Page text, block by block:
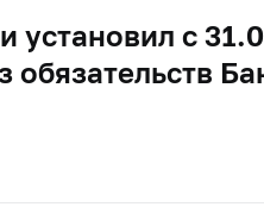
установил с